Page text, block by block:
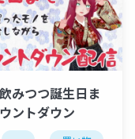
みつつ誕生日ま
ントダウン